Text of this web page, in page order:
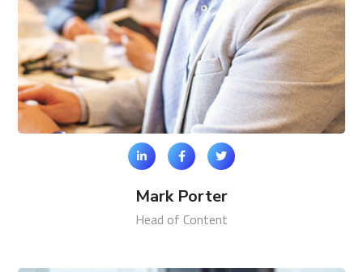
Mark Porter
Head of Content